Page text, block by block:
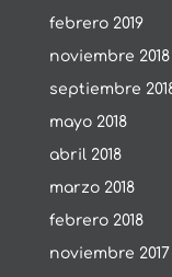
febrero 2019
noviembre 2018
septiembre
mayo 2018
abril 2018
marzo 2018
febrero 2018
noviembre 2017